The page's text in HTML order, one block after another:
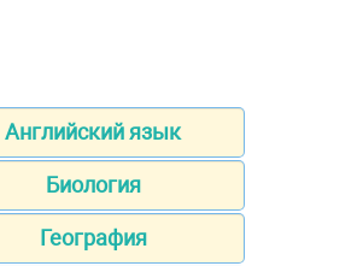
Английский язык
Биология
География